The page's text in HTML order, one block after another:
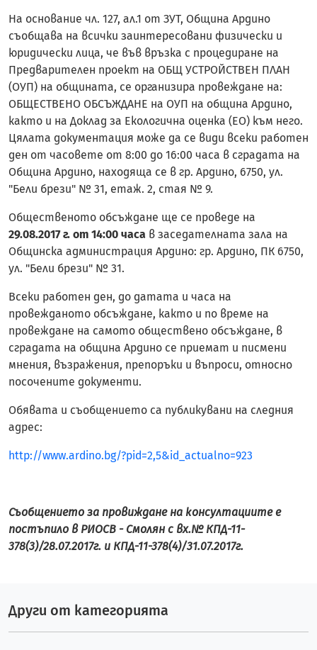
На основание чл. 127, ал.1 от ЗУТ, Община Ардино
съобщава на всички заинтересовани физически и
юридически лица, че във връзка с процедиране на
Предварителен проект на ОБЩ УСТРОЙСТВЕН ПЛАН
(ОУП) на общината, се организира провеждане на:
ОБЩЕСТВЕНО ОБСЪЖДАНЕ на ОУП на община Ардино,
както и на Доклад за Екологична оценка (ЕО) към него.
Цялата документация може да се види всеки работен
ден от часовете от 8:00 до 16:00 часа в сградата на
Община Ардино, находяща се в гр. Ардино, 6750, ул.
"Бели брези" № 31, етаж. 2, стая № 9.
Общественото обсъждане ще се проведе на
29.08.2017 г. от 14:00 часа в заседателната зала на
Общинска администрация Ардино: гр. Ардино, ПК 6750,
ул. "Бели брези" № 31.
Всеки работен ден, до датата и часа на
провежданото обсъждане, както и по време на
провеждане на самото обществено обсъждане, в
сградата на община Ардино се приемат и писмени
мнения, възражения, препоръки и въпроси, относно
посочените документи.
Обявата и съобщението са публикувани на следния
адрес:
http://www.ardino.bg/?pid=2,5&id_actualno=923
Съобщението за провиждане на консултациите е
постъпило в РИОСВ - Смолян с вх.№ КПД-11-
378(3)/28.07.2017г. и КПД-11-378(4)/31.07.2017г.
Други от категорията